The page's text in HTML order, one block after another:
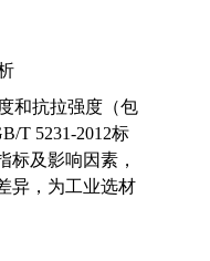
和抗拉强度（包
T 5231-2012标
标及影响因素，
异，为工业选材